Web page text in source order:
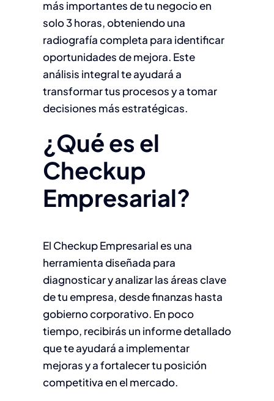
más importantes de tu negocio en
solo 3 horas, obteniendo una
radiografía completa para identificar
oportunidades de mejora. Este
análisis integral te ayudará a
transformar tus procesos y a tomar
decisiones más estratégicas.
¿Qué es el
Checkup
Empresarial?
El Checkup Empresarial es una
herramienta diseñada para
diagnosticar y analizar las áreas clave
de tu empresa, desde finanzas hasta
gobierno corporativo. En poco
tiempo, recibirás un informe detallado
que te ayudará a implementar
mejoras y a fortalecer tu posición
competitiva en el mercado.